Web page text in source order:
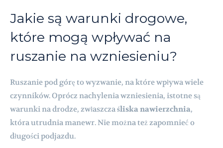
Jakie są warunki drogowe,
które mogą wpływać na
ruszanie na wzniesieniu?
Ruszanie pod górę to wyzwanie, na które wpływa wiele
czynników. Oprócz nachylenia wzniesienia, istotne są
warunki na drodze, zwłaszczaśliska nawierzchnia,
która utrudnia manewr. Nie można też zapomnieć o
długości podjazdu.